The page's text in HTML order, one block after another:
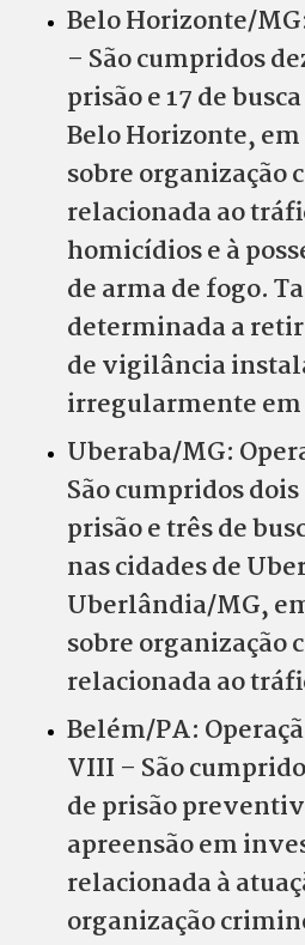
Belo Horizonte/
– São cumpridos
prisão e 17 de
Belo Horizonte,
sobre organização
relacionada ao
homicídios e à
de arma de fogo.
determinada a
de vigilância
irregularmente
Uberaba/MG:
São cumpridos
prisão e três de
nas cidades de
Uberlândia/MG,
sobre organização
relacionada ao
Belém/PA:
VIII – São
de prisão
apreensão em
relacionada à
organização